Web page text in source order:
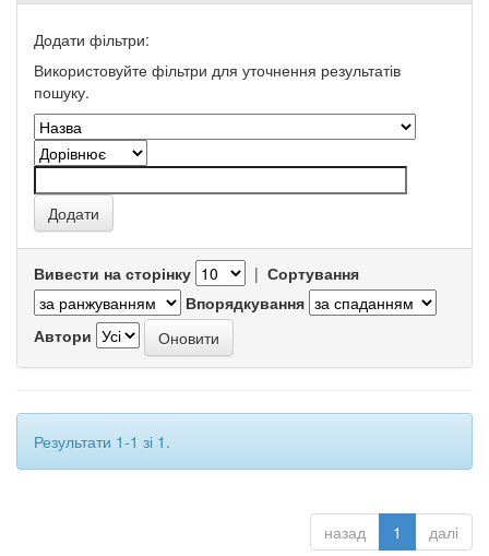
Додати фільтри:
Використовуйте фільтри для уточнення результатів
пошуку.
Вивести на сторінку | Сортування
Впорядкування
Автори
Результати 1-1 зі 1.
назад 1 далі